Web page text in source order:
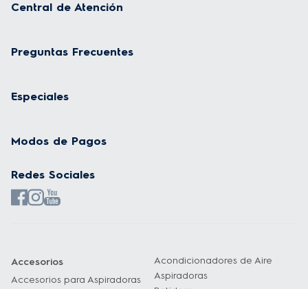
Central de Atención
Preguntas Frecuentes
Especiales
Modos de Pagos
Redes Sociales
Accesorios
Accesorios para Aspiradoras
Acondicionadores de Aire
Aspiradoras